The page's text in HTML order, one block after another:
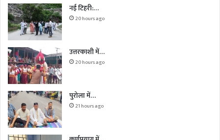
नई टिहरी:…
20 hours ago
उत्तरकाशी में…
20 hours ago
पुरोला में…
21 hours ago